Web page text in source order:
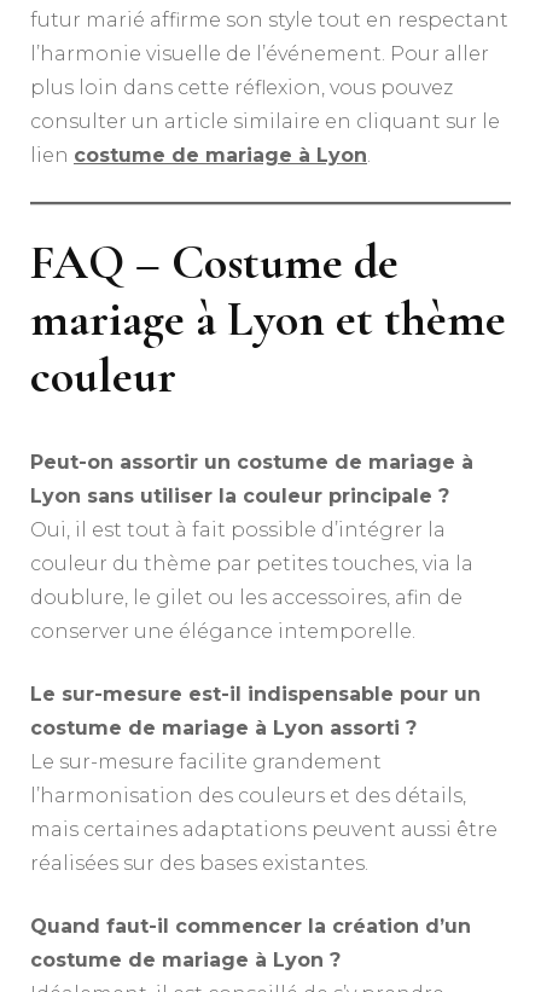
futur marié affirme son style tout en respectant
l’harmonie visuelle de l’événement. Pour aller
plus loin dans cette réflexion, vous pouvez
consulter un article similaire en cliquant sur le
lien costume de mariage à Lyon.
FAQ – Costume de
mariage à Lyon et thème
couleur
Peut-on assortir un costume de mariage à
Lyon sans utiliser la couleur principale ?
Oui, il est tout à fait possible d’intégrer la
couleur du thème par petites touches, via la
doublure, le gilet ou les accessoires, afin de
conserver une élégance intemporelle.
Le sur-mesure est-il indispensable pour un
costume de mariage à Lyon assorti ?
Le sur-mesure facilite grandement
l’harmonisation des couleurs et des détails,
mais certaines adaptations peuvent aussi être
réalisées sur des bases existantes.
Quand faut-il commencer la création d’un
costume de mariage à Lyon ?